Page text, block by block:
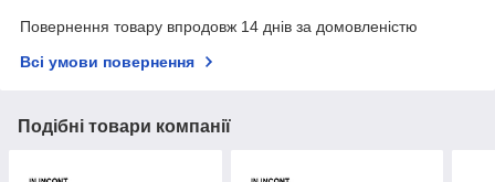
Повернення товару впродовж 14 днів за домовленістю
Всі умови повернення
Подібні товари компанії